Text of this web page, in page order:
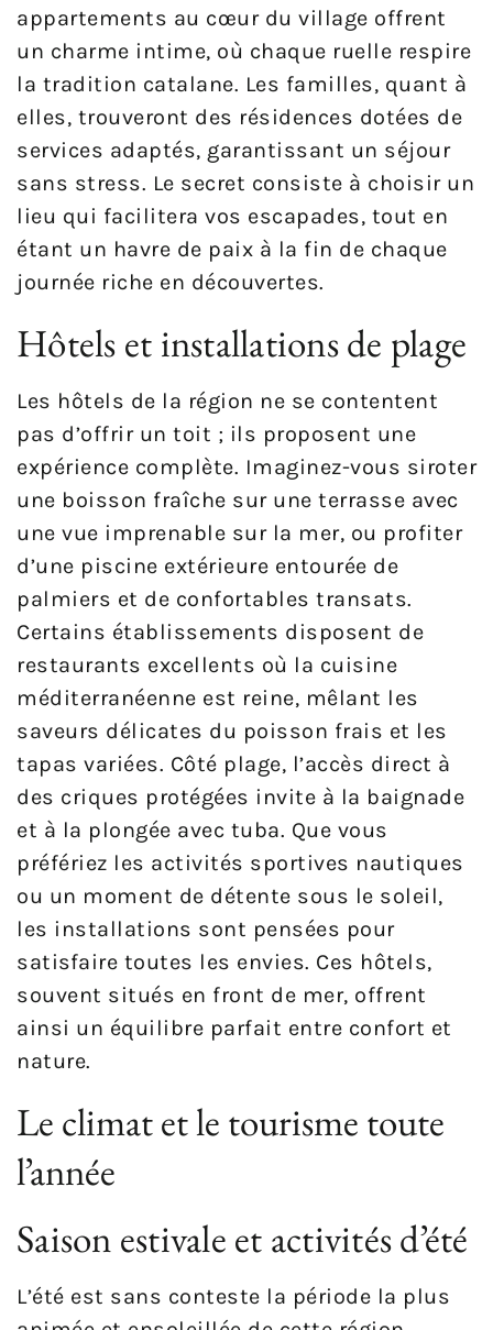
appartements au cœur du village offrent
un charme intime, où chaque ruelle respire
la tradition catalane. Les familles, quant à
elles, trouveront des résidences dotées de
services adaptés, garantissant un séjour
sans stress. Le secret consiste à choisir un
lieu qui facilitera vos escapades, tout en
étant un havre de paix à la fin de chaque
journée riche en découvertes.
Hôtels et installations de plage
Les hôtels de la région ne se contentent
pas d’offrir un toit ; ils proposent une
expérience complète. Imaginez-vous siroter
une boisson fraîche sur une terrasse avec
une vue imprenable sur la mer, ou profiter
d’une piscine extérieure entourée de
palmiers et de confortables transats.
Certains établissements disposent de
restaurants excellents où la cuisine
méditerranéenne est reine, mêlant les
saveurs délicates du poisson frais et les
tapas variées. Côté plage, l’accès direct à
des criques protégées invite à la baignade
et à la plongée avec tuba. Que vous
préfériez les activités sportives nautiques
ou un moment de détente sous le soleil,
les installations sont pensées pour
satisfaire toutes les envies. Ces hôtels,
souvent situés en front de mer, offrent
ainsi un équilibre parfait entre confort et
nature.
Le climat et le tourisme toute
l’année
Saison estivale et activités d’été
L’été est sans conteste la période la plus